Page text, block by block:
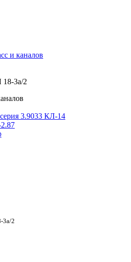
и каналов
18-3а/2
3.9033 КЛ-14